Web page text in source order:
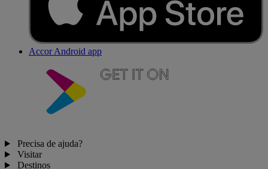
Accor Android app
Precisa de ajuda?
Visitar
Destinos